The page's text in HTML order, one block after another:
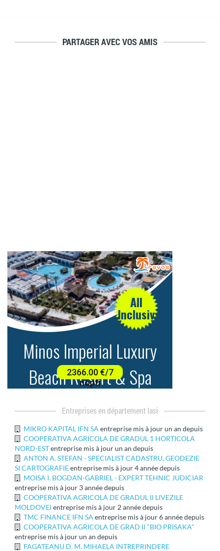
PARTAGER AVEC VOS AMIS
entreprises en département Iasi
MIKRO KAPITAL IFN SA entreprise mis à jour un an depuis
COOPERATIVA AGRICOLA DE GRADUL 1 HORTICOLA
NORD-ESTentreprise mis à jour un an depuis
ANTON A. STEFAN - SPECIALIST CADASTRU, GEODEZIE
SI CARTOGRAFIEentreprise mis à jour 4 année depuis
MOISA I. BOGDAN-GABRIEL - EXPERT TEHNIC JUDICIAR
entreprise mis à jour 3 année depuis
COOPERATIVA AGRICOLA DE GRADUL II LIVEZILE
MOLDOVEI entreprise mis à jour 2 année depuis
TMC FINANCE IFN SA entreprise mis à jour 6 année depuis
COOPERATIVA AGRICOLA DE GRAD II "BIO PRISAKA"
entreprise mis à jour un an depuis
FAGATEANU D. M. MIHAELA INTREPRINDERE